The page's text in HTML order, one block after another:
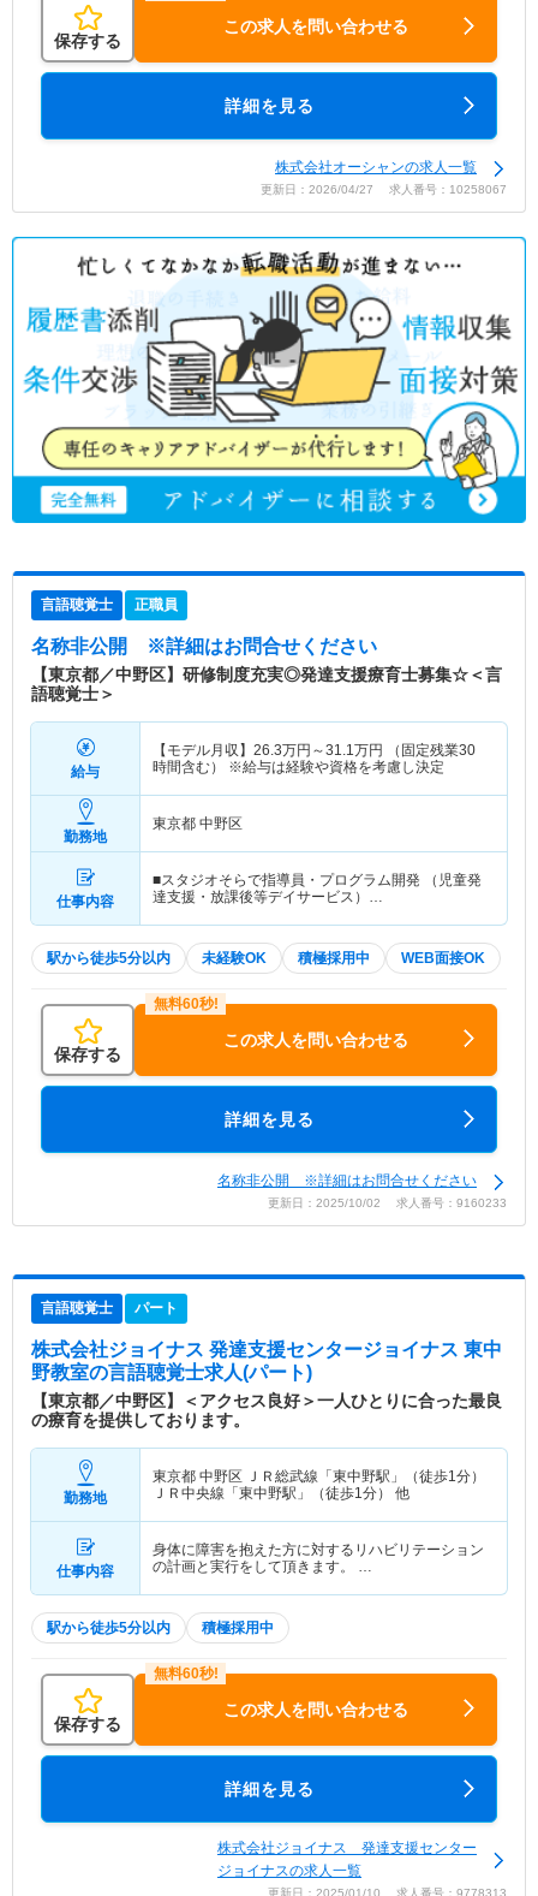
保存する
この求人を問い合わせる
詳細を見る
株式会社オーシャンの求人一覧
更新日：2026/04/27 求人番号：10258067
言語聴覚士 正職員
名称非公開 ※詳細はお問合せください
【東京都／中野区】研修制度充実◎発達支援療育士募集☆＜言
語聴覚士＞
給与
【モデル月収】 26.3万円～31.1万円
（固定残業30
時間含む） ※給与は経験や資格を考慮し決定
勤務地
東京都 中野区
仕事内容
■スタジオそらで指導員・プログラム開発 （児童発
達支援・放課後等デイサービス）…
駅から徒歩5分以内 未経験OK 積極採用中 WEB面接OK
保存する
この求人を問い合わせる
詳細を見る
名称非公開 ※詳細はお問合せください
更新日：2025/10/02 求人番号：9160233
言語聴覚士 パート
株式会社ジョイナス 発達支援センタージョイナス 東中
野教室の言語聴覚士求人(パート)
【東京都／中野区】＜アクセス良好＞一人ひとりに合った最良
の療育を提供しております。
勤務地
東京都 中野区 ＪＲ総武線「東中野駅」（徒歩1分）
ＪＲ中央線「東中野駅」（徒歩1分） 他
仕事内容
身体に障害を抱えた方に対するリハビリテーション
の計画と実行をして頂きます。 …
駅から徒歩5分以内 積極採用中
保存する
この求人を問い合わせる
詳細を見る
株式会社ジョイナス 発達支援センター
ジョイナスの求人一覧
更新日：2025/01/10 求人番号：9778313